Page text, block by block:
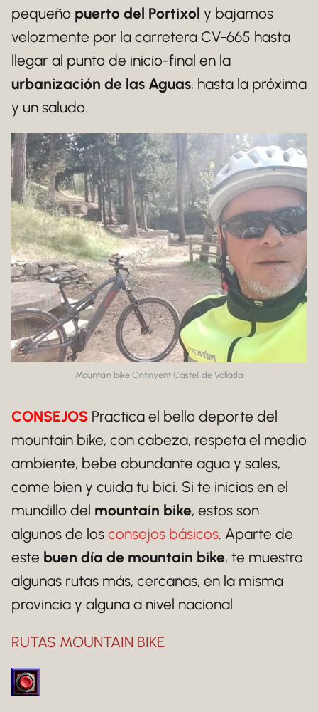
pequeño puerto del Portixol y bajamos
velozmente por la carretera CV-665 hasta
llegar al punto de inicio-final en la
urbanización de las Aguas, hasta la próxima
y un saludo.
Mountain bike Ontinyent Castell de Vallada
CONSEJOS Practica el bello deporte del
mountain bike, con cabeza, respeta el medio
ambiente, bebe abundante agua y sales,
come bien y cuida tu bici. Si te inicias en el
mundillo del mountain bike, estos son
algunos de los consejos básicos. Aparte de
este buen día de mountain bike, te muestro
algunas rutas más, cercanas, en la misma
provincia y alguna a nivel nacional.
RUTAS MOUNTAIN BIKE